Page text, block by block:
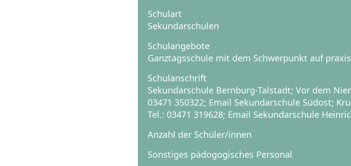
Schulart
Sekundarschulen
Schulangebote
Ganztagsschule mit dem Schwerpunkt auf
Schulanschrift
Sekundarschule Bernburg-Talstadt; Vor dem
03471 350322; Email Sekundarschule Südost;
Tel.: 03471 319628; Email Sekundarschule
Anzahl der Schüler/innen
Sonstiges pädogogisches Personal